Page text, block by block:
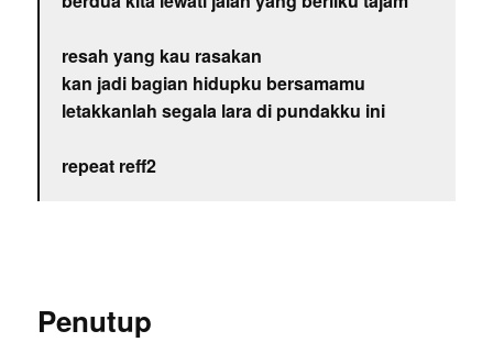
resah yang kau rasakan
kan jadi bagian hidupku bersamamu
letakkanlah segala lara di pundakku ini
repeat reff2
Penutup